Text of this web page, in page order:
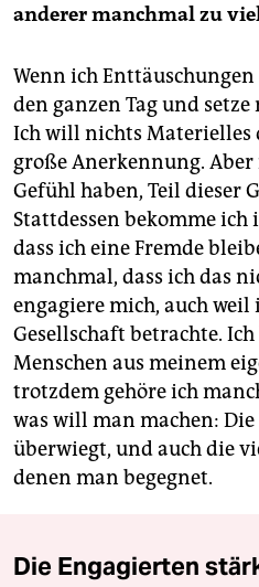
anderer manchmal zu
Wenn ich
den ganzen Tag und
Ich will nichts
große Anerkennung. Aber
Gefühl haben, Teil dieser
Stattdessen bekomme ich
dass ich eine Fremde
manchmal, dass ich das
engagiere mich, auch weil
Gesellschaft betrachte.
Menschen aus meinem
trotzdem gehöre ich
was will man machen:
überwiegt, und auch die
denen man begegnet.
Die Engagierten